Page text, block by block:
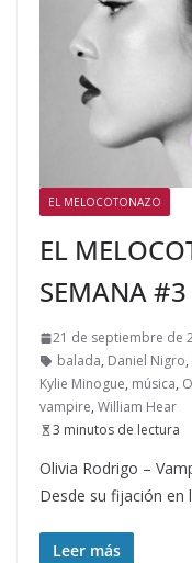
EL MELOCOTONAZO
EL
SEMANA #3
21 de septiembre de
balada, Daniel Nigro,
Kylie Minogue, música,
vampire, William Hear
3 minutos de lectura
Olivia Rodrigo –
Desde su fijación en
Leer más